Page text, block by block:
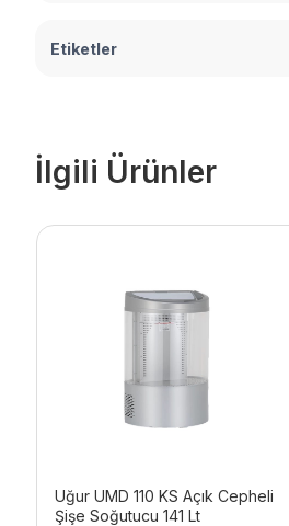
Etiketler
İlgili Ürünler
Uğur UMD 110 KS Açık Cepheli
Şişe Soğutucu 141 Lt